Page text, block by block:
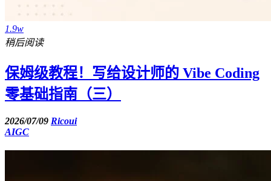
1.9w
稍后阅读
保姆级教程！写给设计师的 Vibe Coding
零基础指南（三）
2026/07/09 Ricoui
AIGC